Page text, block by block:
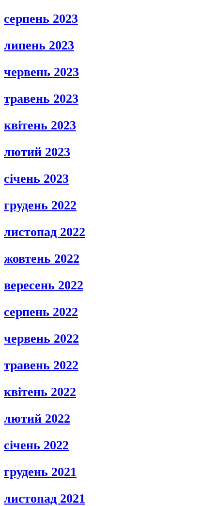
серпень 2023
липень 2023
червень 2023
травень 2023
квітень 2023
лютий 2023
січень 2023
грудень 2022
листопад 2022
жовтень 2022
вересень 2022
серпень 2022
червень 2022
травень 2022
квітень 2022
лютий 2022
січень 2022
грудень 2021
листопад 2021